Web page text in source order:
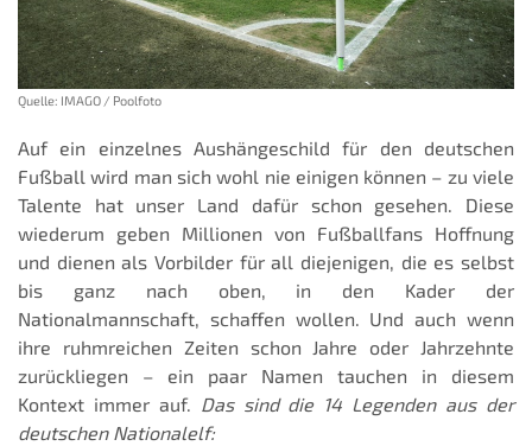
Quelle: IMAGO / Poolfoto
Auf ein einzelnes Aushängeschild für den deutschen
Fußball wird man sich wohl nie einigen können – zu viele
Talente hat unser Land dafür schon gesehen. Diese
wiederum geben Millionen von Fußballfans Hoffnung
und dienen als Vorbilder für all diejenigen, die es selbst
bis ganz nach oben, in den Kader der
Nationalmannschaft, schaffen wollen. Und auch wenn
ihre ruhmreichen Zeiten schon Jahre oder Jahrzehnte
zurückliegen – ein paar Namen tauchen in diesem
Kontext immer auf. Das sind die 14 Legenden aus der
deutschen Nationalelf: